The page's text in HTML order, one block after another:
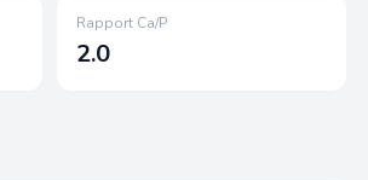
Rapport Ca/P
2.0